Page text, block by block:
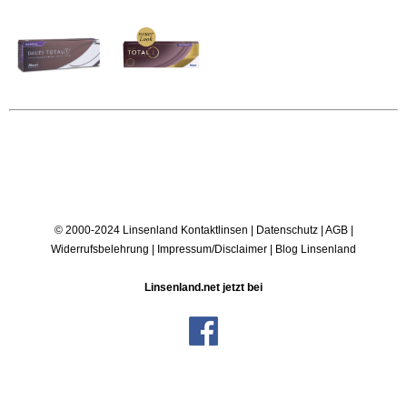
© 2000-2024 Linsenland Kontaktlinsen Datenschutz| AGB|
Widerrufsbelehrung
Impressum/Disclaimer Blog Linsenland
Linsenland.net jetzt bei